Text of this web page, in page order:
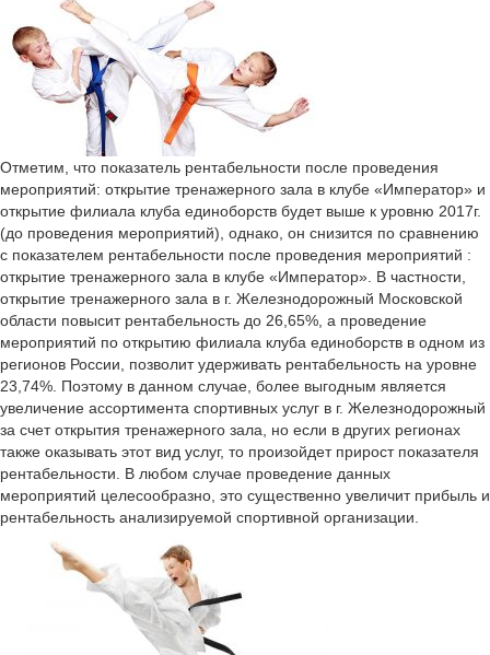
Отметим, что показатель рентабельности после проведения
мероприятий: открытие тренажерного зала в клубе «Император» и
открытие филиала клуба единоборств будет выше к уровню 2017г.
(до проведения мероприятий), однако, он снизится по сравнению
с показателем рентабельности после проведения мероприятий :
открытие тренажерного зала в клубе «Император». В частности,
открытие тренажерного зала в г. Железнодорожный Московской
области повысит рентабельность до 26,65%, а проведение
мероприятий по открытию филиала клуба единоборств в одном из
регионов России, позволит удерживать рентабельность на уровне
23,74%. Поэтому в данном случае, более выгодным является
увеличение ассортимента спортивных услуг в г. Железнодорожный
за счет открытия тренажерного зала, но если в других регионах
также оказывать этот вид услуг, то произойдет прирост показателя
рентабельности. В любом случае проведение данных
мероприятий целесообразно, это существенно увеличит прибыль и
рентабельность анализируемой спортивной организации.